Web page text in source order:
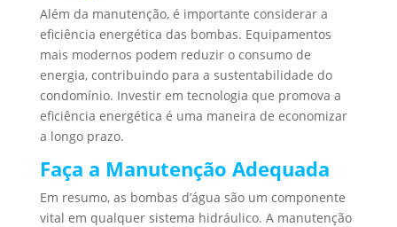
Além da manutenção, é importante considerar a
eficiência energética das bombas. Equipamentos
mais modernos podem reduzir o consumo de
energia, contribuindo para a sustentabilidade do
condomínio. Investir em tecnologia que promova a
eficiência energética é uma maneira de economizar
a longo prazo.
Faça a Manutenção Adequada
Em resumo, as bombas d’água são um componente
vital em qualquer sistema hidráulico. A manutenção